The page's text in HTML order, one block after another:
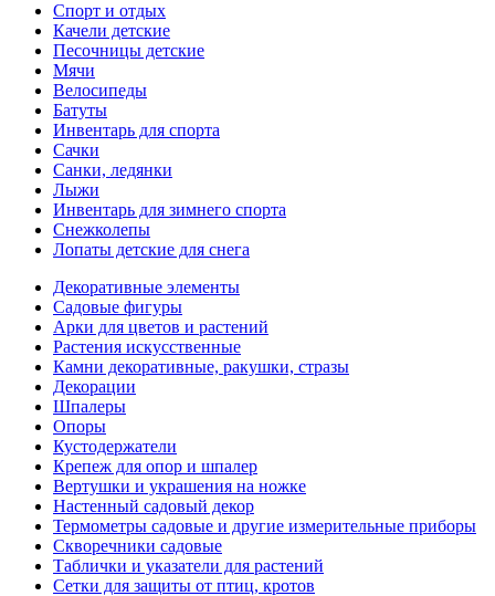
Спорт и отдых
Качели детские
Песочницы детские
Мячи
Велосипеды
Батуты
Инвентарь для спорта
Сачки
Санки, ледянки
Лыжи
Инвентарь для зимнего спорта
Снежколепы
Лопаты детские для снега
Декоративные элементы
Садовые фигуры
Арки для цветов и растений
Растения искусственные
Камни декоративные, ракушки, стразы
Декорации
Шпалеры
Опоры
Кустодержатели
Крепеж для опор и шпалер
Вертушки и украшения на ножке
Настенный садовый декор
Термометры садовые и другие измерительные приборы
Скворечники садовые
Таблички и указатели для растений
Сетки для защиты от птиц, кротов